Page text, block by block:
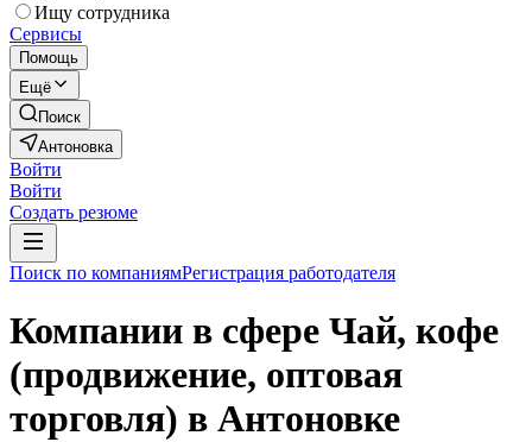
Ищу сотрудника
Сервисы
Помощь
Ещё
Поиск
Антоновка
Войти
Войти
Создать резюме
Поиск по компаниямРегистрация работодателя
Компании в сфере Чай, кофе
(продвижение, оптовая
торговля) в Антоновке